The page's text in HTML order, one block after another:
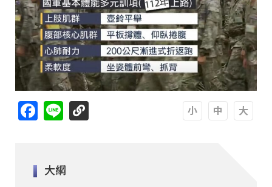
Facebook
Line
大綱